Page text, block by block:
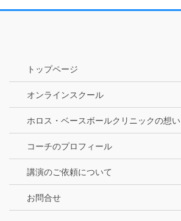
トップページ
オンラインスクール
ホロス・ベースボールクリニックの想い
コーチのプロフィール
講演のご依頼について
お問合せ